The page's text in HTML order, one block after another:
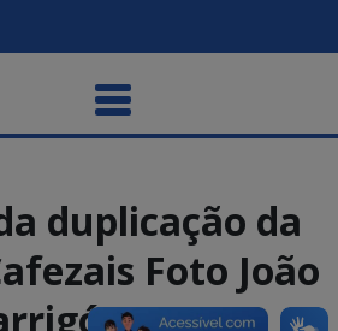
duplicação da
Foto João
(10)